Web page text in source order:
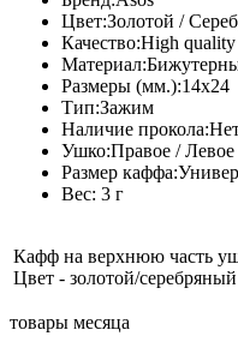
Цвет:Золотой /
Качество:High quality
Материал:
Размеры (мм.):14х24
Тип:Зажим
Наличие прокола:
Ушко:Правое / Левое
Размер каффа:
Вес: 3 г
Кафф на верхнюю часть
Цвет - золотой/серебряный
товары месяца